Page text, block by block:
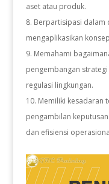
aset atau produk.
Berpartisipasi dalam
mengaplikasikan
Memahami
pengembangan
regulasi lingkungan.
Memiliki kesadaran
pengambilan
dan efisiensi